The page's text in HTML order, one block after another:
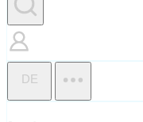
DE